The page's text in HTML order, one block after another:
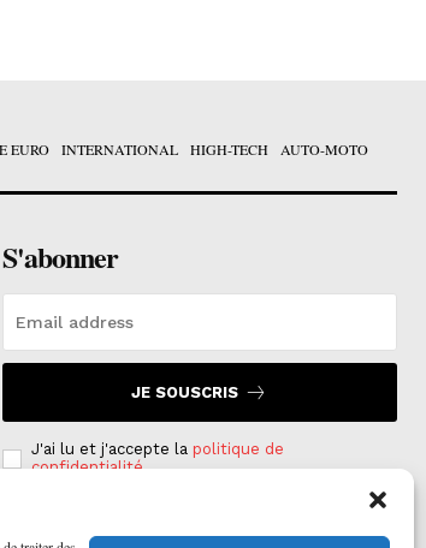
EURO INTERNATIONAL HIGH-TECH AUTO-MOTO
S'abonner
JE SOUSCRIS
J'ai lu et j'accepte la politique de
confidentialité.